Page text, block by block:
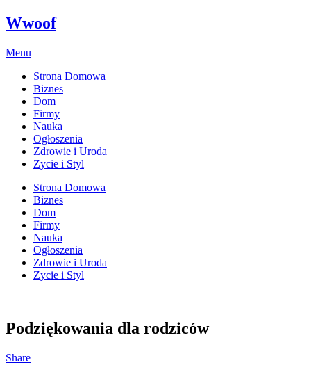
Wwoof
Menu
Strona Domowa
Biznes
Dom
Firmy
Nauka
Ogłoszenia
Zdrowie i Uroda
Zycie i Styl
Strona Domowa
Biznes
Dom
Firmy
Nauka
Ogłoszenia
Zdrowie i Uroda
Zycie i Styl
Podziękowania dla rodziców
Share